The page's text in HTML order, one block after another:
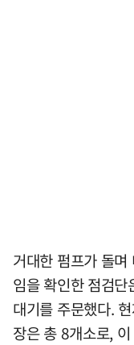
거대한 펌프가 돌
임을 확인한 점검
대기를 주문했다.
장은 총 8개소로,